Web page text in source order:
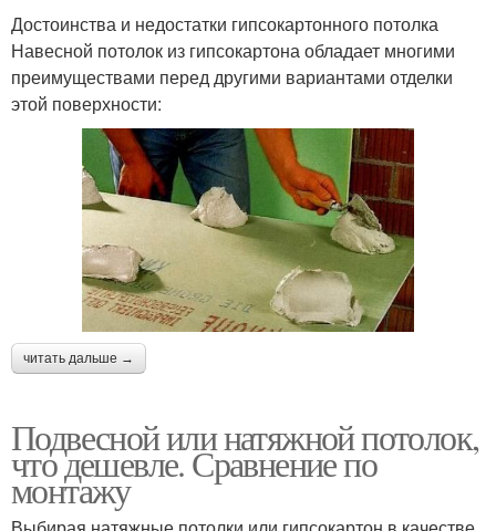
Достоинства и недостатки гипсокартонного потолка
Навесной потолок из гипсокартона обладает многими
преимуществами перед другими вариантами отделки
этой поверхности:
читать дальше →
Подвесной или натяжной потолок,
что дешевле. Сравнение по
монтажу